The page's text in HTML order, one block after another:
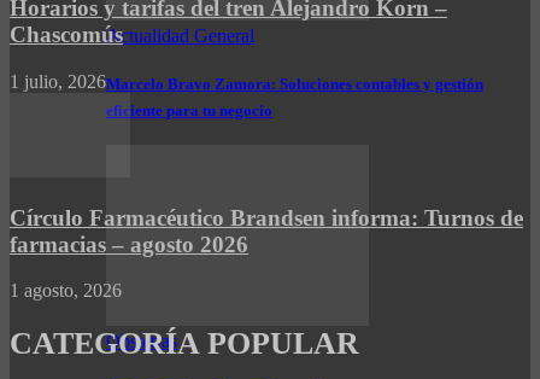
Actualidad General
Marcelo Bravo Zamora: Soluciones contables y gestión
eficiente para tu negocio
Obstetras
Horarios y tarifas del tren Alejandro Korn –
Chascomús
1 julio, 2026
Círculo Farmacéutico Brandsen informa: Turnos de
farmacias – agosto 2026
1 agosto, 2026
CATEGORÍA POPULAR